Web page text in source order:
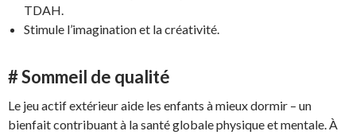
TDAH.
Stimule l’imagination et la créativité.
# Sommeil de qualité
Le jeu actif extérieur aide les enfants à mieux dormir – un
bienfait contribuant à la santé globale physique et mentale. À